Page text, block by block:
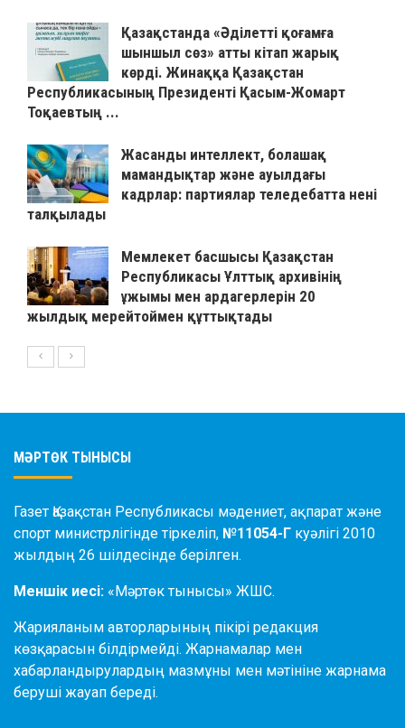
Қазақстанда «Әділетті қоғамға
шыншыл сөз» атты кітап жарық
көрді. Жинаққа Қазақстан
Республикасының Президенті Қасым-Жомарт
Тоқаевтың ...
Жасанды интеллект, болашақ
мамандықтар және ауылдағы
кадрлар: партиялар теледебатта нені
талқылады
Мемлекет басшысы Қазақстан
Республикасы Ұлттық архивінің
ұжымы мен ардагерлерін 20
жылдық мерейтоймен құттықтады
МӘРТӨК ТЫНЫСЫ
Газет Қазақстан Республикасы мәдениет, ақпарат және
спорт министрлігінде тіркеліп, №11054-Г куәлігі 2010
жылдың 26 шілдесінде берілген.
Меншік иесі: «Мәртөк тынысы» ЖШС.
Жарияланым авторларының пікірі редакция
көзқарасын білдірмейді. Жарнамалар мен
хабарландырулардың мазмұны мен мәтініне жарнама
беруші жауап береді.